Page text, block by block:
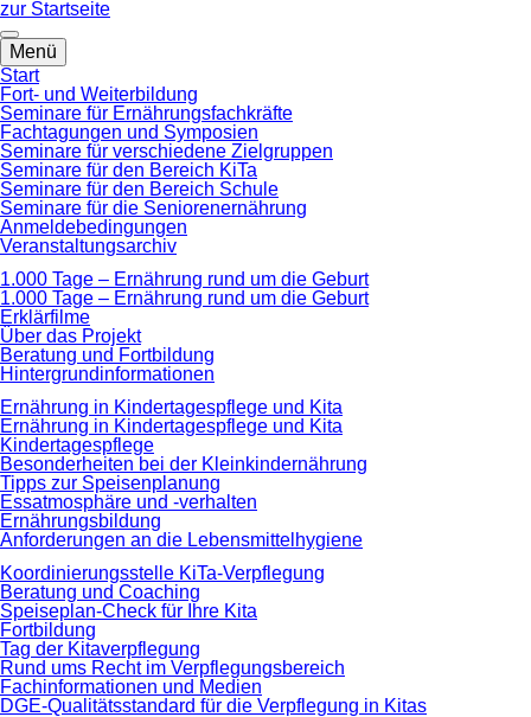
zum
Hauptinhalt
springen
zur Startseite
Menü
Start
Fort- und Weiterbildung
Seminare für Ernährungsfachkräfte
Fachtagungen und Symposien
Seminare für verschiedene Zielgruppen
Seminare für den Bereich KiTa
Seminare für den Bereich Schule
Seminare für die Seniorenernährung
Anmeldebedingungen
Veranstaltungsarchiv
1.000 Tage – Ernährung rund um die Geburt
1.000 Tage – Ernährung rund um die Geburt
Erklärfilme
Über das Projekt
Beratung und Fortbildung
Hintergrundinformationen
Ernährung in Kindertagespflege und Kita
Ernährung in Kindertagespflege und Kita
Kindertagespflege
Besonderheiten bei der Kleinkindernährung
Tipps zur Speisenplanung
Essatmosphäre und -verhalten
Ernährungsbildung
Anforderungen an die Lebensmittelhygiene
Koordinierungsstelle KiTa-Verpflegung
Beratung und Coaching
Speiseplan-Check für Ihre Kita
Fortbildung
Tag der Kitaverpflegung
Rund ums Recht im Verpflegungsbereich
Fachinformationen und Medien
DGE-Qualitätsstandard für die Verpflegung in Kitas